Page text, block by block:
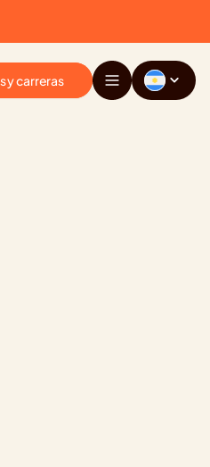
y carreras